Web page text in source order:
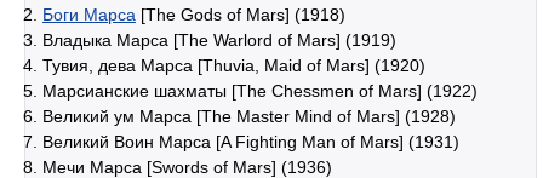
Боги Марса [The Gods of Mars] (1918)
Владыка Марса [The Warlord of Mars] (1919)
Тувия, дева Марса [Thuvia, Maid of Mars] (1920)
Марсианские шахматы [The Chessmen of Mars] (1922)
Великий ум Марса [The Master Mind of Mars] (1928)
Великий Воин Марса [A Fighting Man of Mars] (1931)
Мечи Марса [Swords of Mars] (1936)